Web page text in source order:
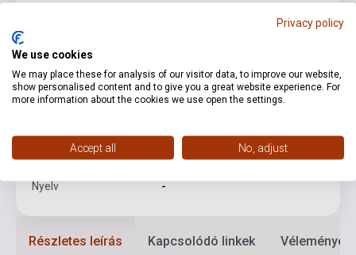
Kötés Puhakötés
Kiadó AKKORD
Formátum Kotta
Nyelv -
Részletes leírás Kapcsolódó linkek Vélemények
Privacy policy
We use cookies
We may place these for analysis of our visitor data, to improve our website,
show personalised content and to give you a great website experience. For
more information about the cookies we use open the settings.
Accept all No, adjust